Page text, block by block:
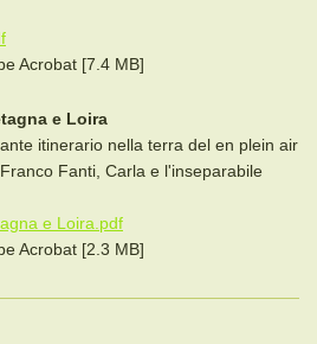
Acrobat [7.4 MB]
e Loira
itinerario nella terra del en plein air
Fanti, Carla e l'inseparabile
e Loira.pdf
Acrobat [2.3 MB]